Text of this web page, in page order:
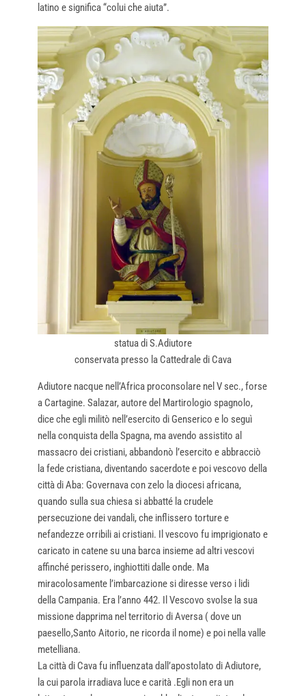
latino e significa “colui che aiuta”.
statua di S.Adiutore
conservata presso la Cattedrale di Cava
Adiutore nacque nell’Africa proconsolare nel V sec., forse
a Cartagine. Salazar, autore del Martirologio spagnolo,
dice che egli militò nell’esercito di Genserico e lo seguì
nella conquista della Spagna, ma avendo assistito al
massacro dei cristiani, abbandonò l’esercito e abbracciò
la fede cristiana, diventando sacerdote e poi vescovo della
città di Aba: Governava con zelo la diocesi africana,
quando sulla sua chiesa si abbatté la crudele
persecuzione dei vandali, che inflissero torture e
nefandezze orribili ai cristiani. Il vescovo fu imprigionato e
caricato in catene su una barca insieme ad altri vescovi
affinché perissero, inghiottiti dalle onde. Ma
miracolosamente l’imbarcazione si diresse verso i lidi
della Campania. Era l’anno 442. Il Vescovo svolse la sua
missione dapprima nel territorio di Aversa ( dove un
paesello,Santo Aitorio, ne ricorda il nome) e poi nella valle
metelliana.
La città di Cava fu influenzata dall’apostolato di Adiutore,
la cui parola irradiava luce e carità .Egli non era un